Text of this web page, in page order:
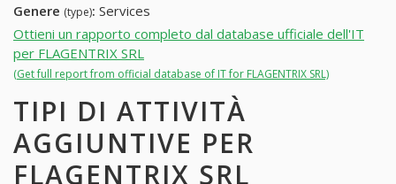
Genere (type): Services
Ottieni un rapporto completo dal database ufficiale dell'IT
per FLAGENTRIX SRL
(Get full report from official database of IT for FLAGENTRIX SRL)
TIPI DI ATTIVITÀ
AGGIUNTIVE PER
FLAGENTRIX SRL